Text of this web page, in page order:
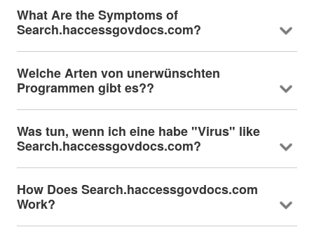
What Are the Symptoms of
Search.haccessgovdocs.com?
Welche Arten von unerwünschten
Programmen gibt es??
Was tun, wenn ich eine habe "Virus" like
Search.haccessgovdocs.com?
How Does Search.haccessgovdocs.com
Work?